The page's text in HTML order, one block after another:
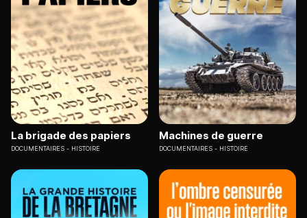
La brigade des papiers
DOCUMENTAIRES HISTOIRE
Machines de guerre
DOCUMENTAIRES HISTOIRE